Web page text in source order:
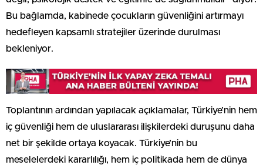
Bu bağlamda, kabinede çocukların güvenliğini artırmayı
hedefleyen kapsamlı stratejiler üzerinde durulması
bekleniyor.
Toplantının ardından yapılacak açıklamalar, Türkiye’nin hem
iç güvenliği hem de uluslararası ilişkilerdeki duruşunu daha
net bir şekilde ortaya koyacak. Türkiye’nin bu
meselelerdeki kararlılığı, hem iç politikada hem de dünya